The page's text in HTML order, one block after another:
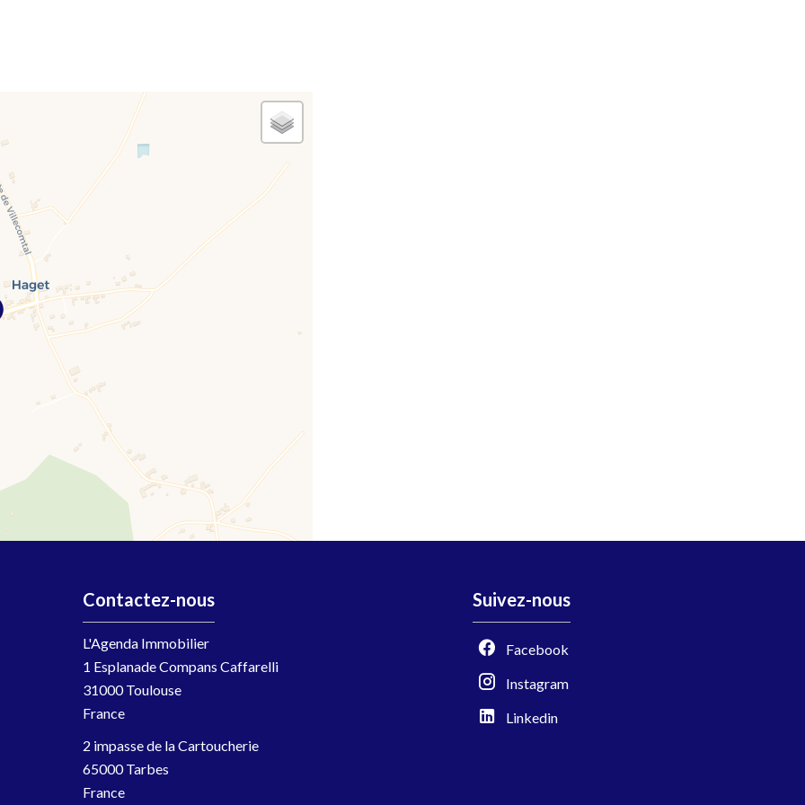
Contactez-nous
L'Agenda Immobilier
1 Esplanade Compans Caffarelli
31000Toulouse
France
2 impasse de la Cartoucherie
65000 Tarbes
France
Suivez-nous
Facebook
Instagram
Linkedin